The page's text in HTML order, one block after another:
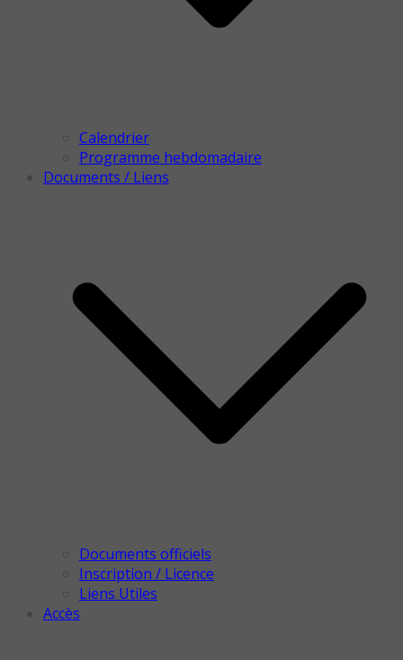
Calendrier
Programme hebdomadaire
Documents / Liens
Documents officiels
Inscription / Licence
Liens Utiles
Accès